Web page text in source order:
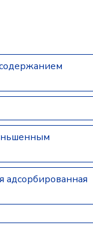
адсорбированная